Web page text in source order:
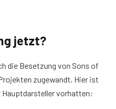
jetzt?
die Besetzung von Sons of
zugewandt. Hier ist
Hauptdarsteller vorhatten: